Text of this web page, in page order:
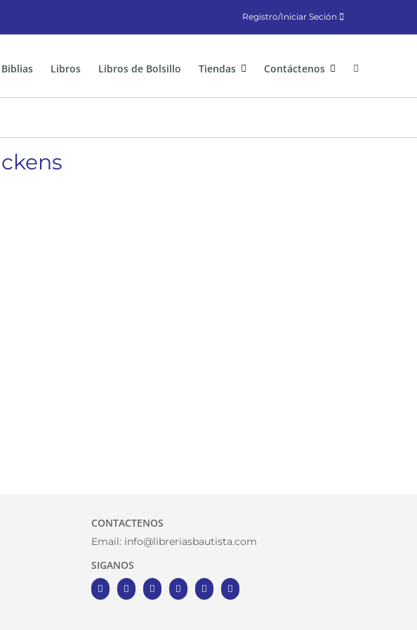
Registro/Iniciar Seción
Biblias Libros Libros de Bolsillo Tiendas Contáctenos
CONTACTENOS
Email: info@libreriasbautista.com
SIGANOS